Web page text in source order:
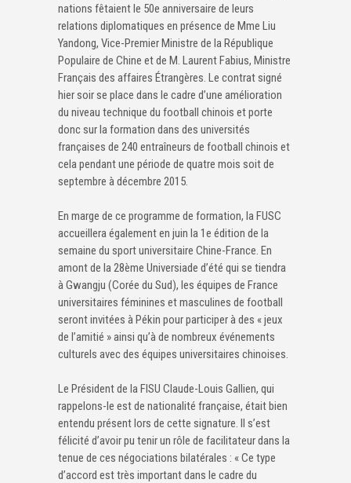
nations fêtaient le 50e anniversaire de leurs
relations diplomatiques en présence de Mme Liu
Yandong, Vice-Premier Ministre de la République
Populaire de Chine et de M. Laurent Fabius, Ministre
Français des affaires Étrangères. Le contrat signé
hier soir se place dans le cadre d’une amélioration
du niveau technique du football chinois et porte
donc sur la formation dans des universités
françaises de 240 entraîneurs de football chinois et
cela pendant une période de quatre mois soit de
septembre à décembre 2015.
En marge de ce programme de formation, la FUSC
accueillera également en juin la 1e édition de la
semaine du sport universitaire Chine-France. En
amont de la 28ème Universiade d’été qui se tiendra
à Gwangju (Corée du Sud), les équipes de France
universitaires féminines et masculines de football
seront invitées à Pékin pour participer à des « jeux
de l’amitié » ainsi qu’à de nombreux événements
culturels avec des équipes universitaires chinoises.
Le Président de la FISU Claude-Louis Gallien, qui
rappelons-le est de nationalité française, était bien
entendu présent lors de cette signature. Il s’est
félicité d’avoir pu tenir un rôle de facilitateur dans la
tenue de ces négociations bilatérales : « Ce type
d’accord est très important dans le cadre du